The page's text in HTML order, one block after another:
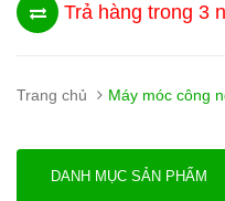
Trả hàng trong 3
Trang chủ Máy móc công
DANH MỤC SẢN PHẨM